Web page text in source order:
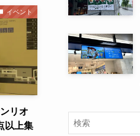
イベント
リオ
以上集